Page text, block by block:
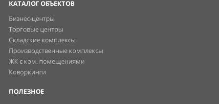
КАТАЛОГ ОБЪЕКТОВ
Бизнес-центры
Торговые центры
Складские комплексы
Производственные комплексы
ЖК с ком. помещениями
Коворкинги
ПОЛЕЗНОЕ